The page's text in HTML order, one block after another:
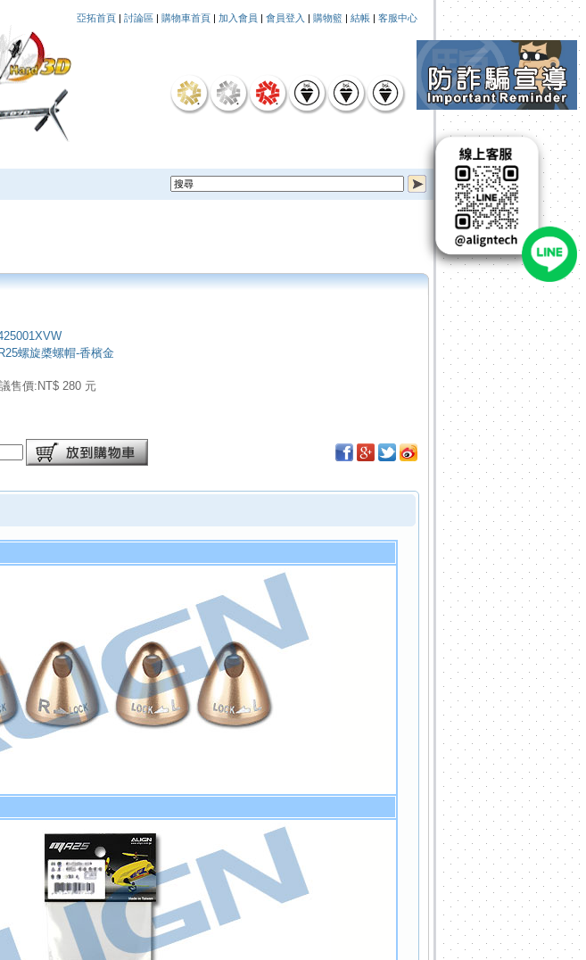
亞拓首頁 | 討論區 | 購物車首頁 | 加入會員 | 會員登入 | 購物籃 | 結帳 | 客服中心
螺旋槳螺帽-香檳金
售價:NT$ 280 元